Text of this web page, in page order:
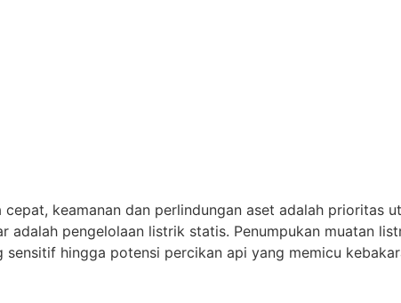
keamanan dan perlindungan aset adalah prioritas
adalah pengelolaan listrik statis. Penumpukan muatan
hingga potensi percikan api yang memicu